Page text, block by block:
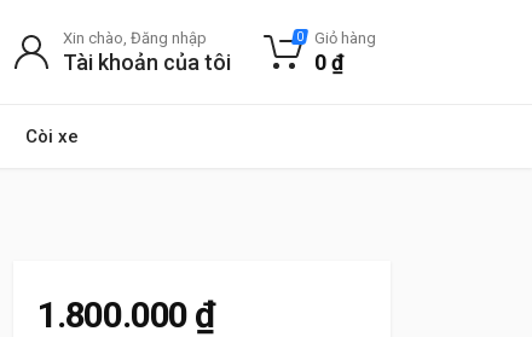
Còi xe
Xin chào, Đăng nhập
Tài khoản của tôi
0 Giỏ hàng
0₫
1.800.000 ₫